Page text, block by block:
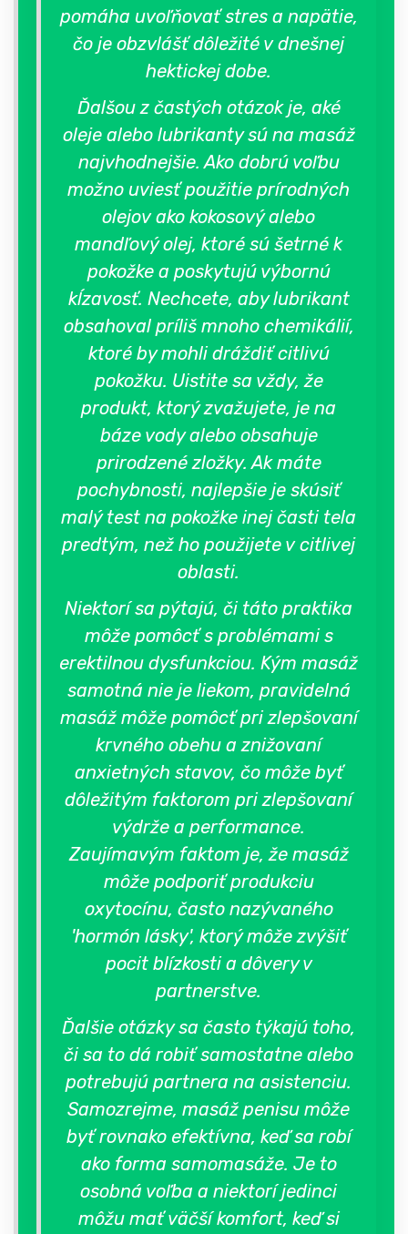
pomáha uvoľňovať stres a napätie,
čo je obzvlášť dôležité v dnešnej
hektickej dobe.
Ďalšou z častých otázok je, aké
oleje alebo lubrikanty sú na masáž
najvhodnejšie. Ako dobrú voľbu
možno uviesť použitie prírodných
olejov ako kokosový alebo
mandľový olej, ktoré sú šetrné k
pokožke a poskytujú výbornú
kĺzavosť. Nechcete, aby lubrikant
obsahoval príliš mnoho chemikálií,
ktoré by mohli dráždiť citlivú
pokožku. Uistite sa vždy, že
produkt, ktorý zvažujete, je na
báze vody alebo obsahuje
prirodzené zložky. Ak máte
pochybnosti, najlepšie je skúsiť
malý test na pokožke inej časti tela
predtým, než ho použijete v citlivej
oblasti.
Niektorí sa pýtajú, či táto praktika
môže pomôcť s problémami s
erektilnou dysfunkciou. Kým masáž
samotná nie je liekom, pravidelná
masáž môže pomôcť pri zlepšovaní
krvného obehu a znižovaní
anxietných stavov, čo môže byť
dôležitým faktorom pri zlepšovaní
výdrže a performance.
Zaujímavým faktom je, že masáž
môže podporiť produkciu
oxytocínu, často nazývaného
'hormón lásky', ktorý môže zvýšiť
pocit blízkosti a dôvery v
partnerstve.
Ďalšie otázky sa často týkajú toho,
či sa to dá robiť samostatne alebo
potrebujú partnera na asistenciu.
Samozrejme, masáž penisu môže
byť rovnako efektívna, keď sa robí
ako forma samomasáže. Je to
osobná voľba a niektorí jedinci
môžu mať väčší komfort, keď si